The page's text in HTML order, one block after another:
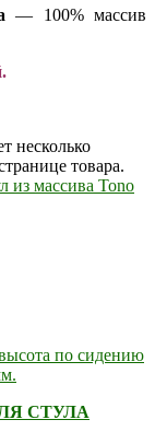
— 100% массив
несколько
товара.
по сидению
СТУЛА